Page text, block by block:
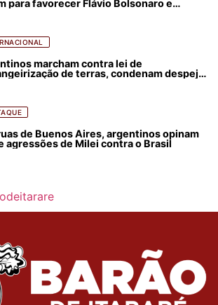
para favorecer Flávio Bolsonaro e
marcham contra lei de
de terras, condenam despejos
de Buenos Aires, argentinos opinam
agressões de Milei contra o Brasil